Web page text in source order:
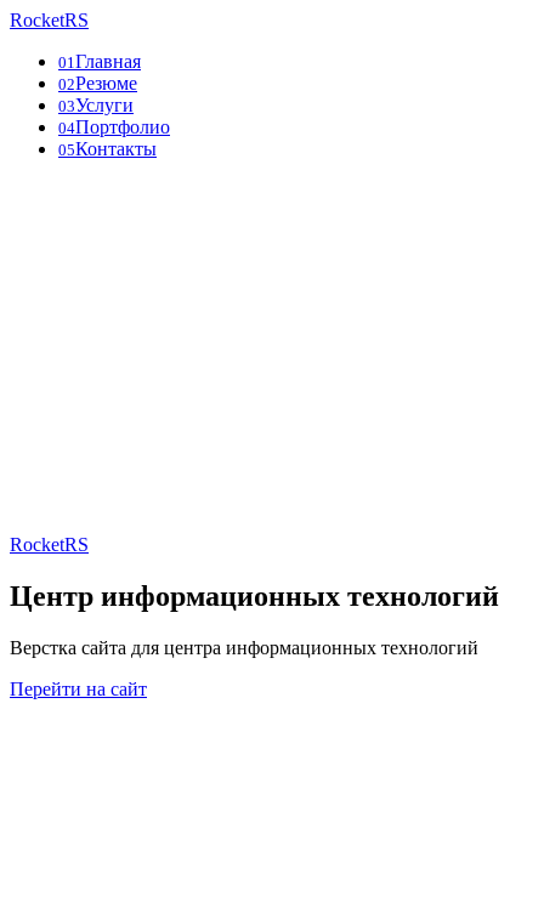
RocketRS
01Главная
02Резюме
03Услуги
04Портфолио
05Контакты
RocketRS
Центр информационных технологий
Верстка сайта для центра информационных технологий
Перейти на сайт